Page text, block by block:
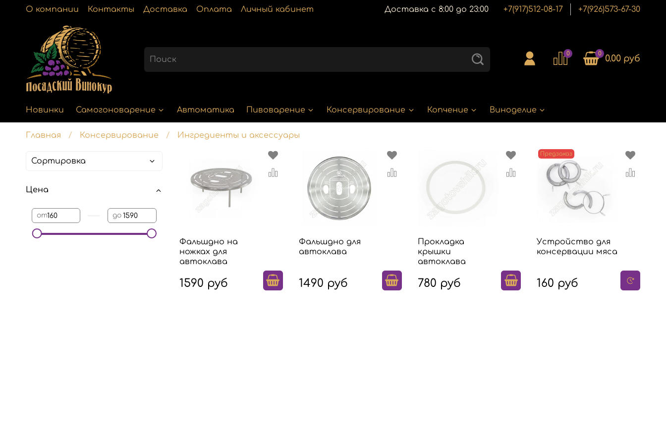
О компании Контакты Доставка Оплата Личный кабинет Доставка с 8:00 до 23:00 +7(917)512-08-17 +7(926)573-67-30
0 0 0.00 руб
Новинки Самогоноварение Автоматика Пивоварение Консервирование Копчение Виноделие
Главная Консервирование Ингредиенты и аксессуары
Фальшдно на
ножках для
автоклава
1590 руб
Фальшдно для
автоклава
1490 руб
Прокладка
крышки
автоклава
780 руб
Предзаказ
Устройство для
консервации мяса
160 руб
Цена
от до